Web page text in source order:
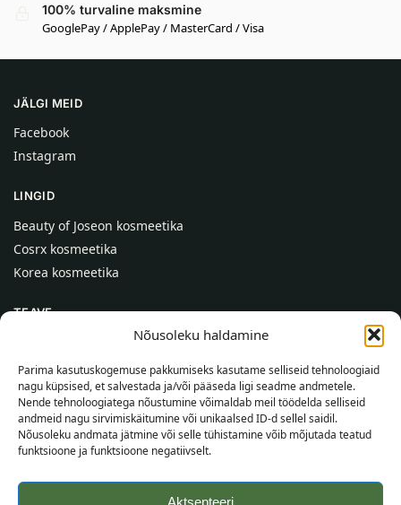
Nõusoleku haldamine
Parima kasutuskogemuse pakkumiseks kasutame selliseid tehnoloogiaid
nagu küpsised, et salvestada ja/või pääseda ligi seadme andmetele.
Nende tehnoloogiatega nõustumine võimaldab meil töödelda selliseid
andmeid nagu sirvimiskäitumine või unikaalsed ID-d sellel saidil.
Nõusoleku andmata jätmine või selle tühistamine võib mõjutada teatud
funktsioone ja funktsioone negatiivselt.
Aktsepteeri
100% turvaline maksmine
GooglePay / ApplePay / MasterCard / Visa
JÄLGI MEID
Facebook
Instagram
LINGID
Beauty of Joseon kosmeetika
Cosrx kosmeetika
Korea kosmeetika
TEAVE
Kontaktid
Abi
TEAVE OSTJALE
Tarnetingimused
Tingimused